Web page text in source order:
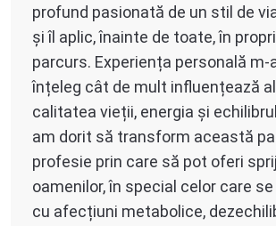
profund pasionată de un stil de
și îl aplic, înainte de toate, în
parcurs. Experiența personală
înțeleg cât de mult influențează
calitatea vieții, energia și
am dorit să transform această
profesie prin care să pot oferi
oamenilor, în special celor care
cu afecțiuni metabolice,